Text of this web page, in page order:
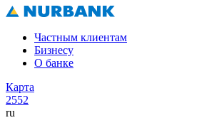
Частным клиентам
Бизнесу
О банке
Карта
2552
ru